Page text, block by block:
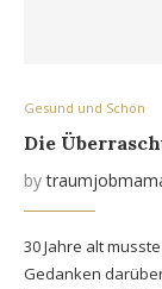
Gesund und Schön
Die
by
30 Jahre alt
Gedanken